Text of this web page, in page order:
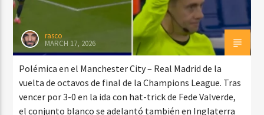
Beone Radio
rasco
MARCH 17, 2026
Polémica en el Manchester City – Real Madrid de la
vuelta de octavos de final de la Champions League. Tras
vencer por 3-0 en la ida con hat-trick de Fede Valverde,
el conjunto blanco se adelantó también en Inglaterra